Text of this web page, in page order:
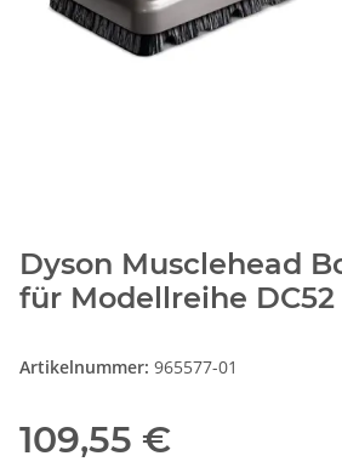
Dyson Musclehead
für Modellreihe DC52
Artikelnummer: 965577-01
109,55 €